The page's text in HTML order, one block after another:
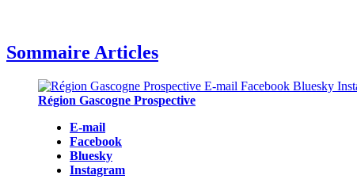
Sommaire Articles
Région Gascogne Prospective
E-mail
Facebook
Bluesky
Instagram